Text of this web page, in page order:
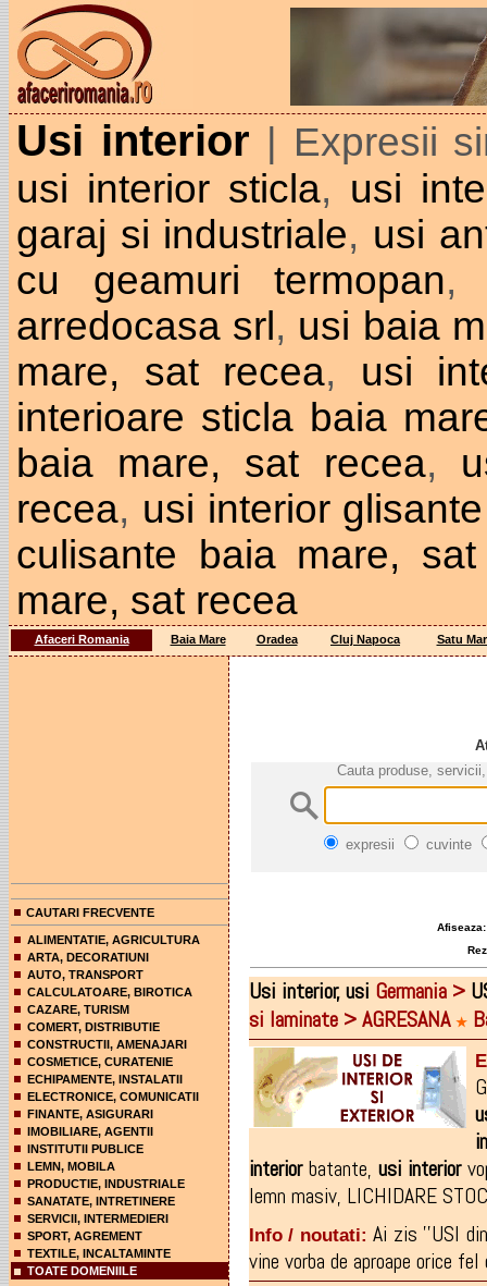
Usi interior
| Expresii
usi interior sticla, usi
garaj si industriale, usi
cu geamuri termopan
arredocasa srl , usi baia
mare, sat recea, usi
interioare sticla baia
baia mare, sat recea,
recea, usi interior
culisante baia mare,
mare, sat recea
Afaceri Romania Baia Mare Oradea Cluj Napoca Satu
CAUTARI FRECVENTE
ALIMENTATIE, AGRICULTURA
ARTA, DECORATIUNI
AUTO, TRANSPORT
CALCULATOARE, BIROTICA
CAZARE, TURISM
COMERT, DISTRIBUTIE
CONSTRUCTII, AMENAJARI
COSMETICE, CURATENIE
ECHIPAMENTE, INSTALATII
ELECTRONICE, COMUNICATII
FINANTE, ASIGURARI
IMOBILIARE, AGENTII
INSTITUTII PUBLICE
LEMN, MOBILA
PRODUCTIE, INDUSTRIALE
SANATATE, INTRETINERE
SERVICII, INTERMEDIERI
SPORT, AGREMENT
TEXTILE, INCALTAMINTE
TOATE DOMENIILE
Cauta produse,
expresii cuvinte
Usi interior,usi Germania >
si laminate > AGRESANA ★
interiorbatante, usi interior
lemn masiv, LICHIDARE STOC
Info / noutati:Ai zis ''USI
vine vorba de aproape orice